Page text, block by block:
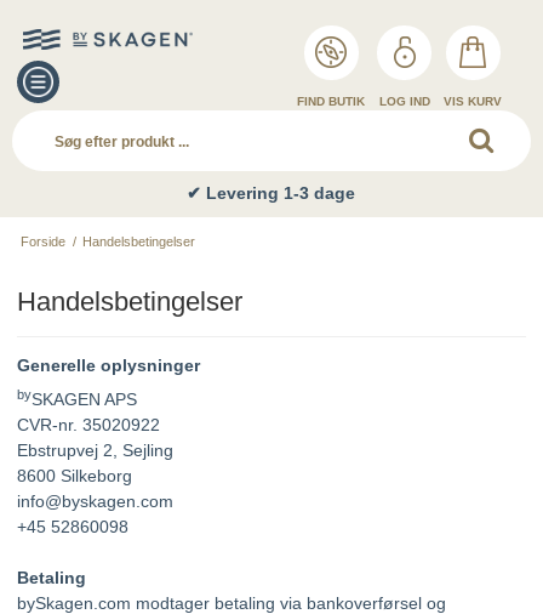
FIND BUTIK LOG IND VIS KURV
✔ Levering 1-3 dage
Forside / Handelsbetingelser
Handelsbetingelser
Generelle oplysninger
bySKAGEN APS
CVR-nr. 35020922
Ebstrupvej 2, Sejling
8600 Silkeborg
info@byskagen.com
+45 52860098
Betaling
bySkagen.com modtager betaling via bankoverførsel og